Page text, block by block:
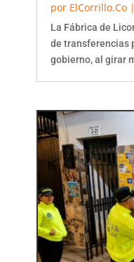
por ElCorrillo.Co |
La Fábrica de
de transferencias
gobierno, al girar